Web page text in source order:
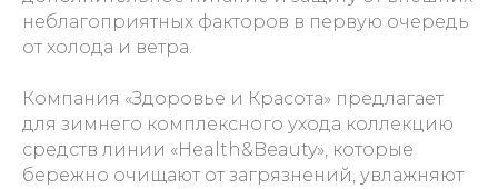
неблагоприятных факторов в первую очередь
от холода и ветра.
Компания «Здоровье и Красота» предлагает
для зимнего комплексного ухода коллекцию
средств линии «Health&Beauty», которые
бережно очищают от загрязнений, увлажняют